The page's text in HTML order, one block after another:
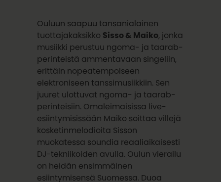
Ouluun saapuu tansanialainen
tuottajakaksikko Sisso & Maiko , jonka
musiikki perustuu ngoma- ja taarab-
perinteistä ammentavaan singeliin,
erittäin nopeatempoiseen
elektroniseen tanssimusiikkiin. Sen
juuret ulottuvat ngoma- ja taarab-
perinteisiin. Omaleimaisissa live-
esiintymisissään Maiko soittaa villejä
kosketinmelodioita Sisson
muokatessa soundia reaaliaikaisesti
DJ-tekniikoiden avulla. Oulun vierailu
on heidän ensimmäinen
esiintymisensä Suomessa. Duoa